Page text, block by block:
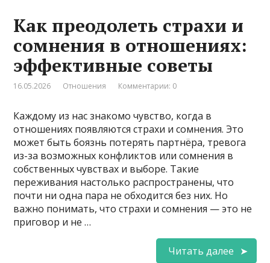
Как преодолеть страхи и
сомнения в отношениях:
эффективные советы
16.05.2026 Отношения Комментарии: 0
Каждому из нас знакомо чувство, когда в
отношениях появляются страхи и сомнения. Это
может быть боязнь потерять партнёра, тревога
из-за возможных конфликтов или сомнения в
собственных чувствах и выборе. Такие
переживания настолько распространены, что
почти ни одна пара не обходится без них. Но
важно понимать, что страхи и сомнения — это не
приговор и не …
Читать далее